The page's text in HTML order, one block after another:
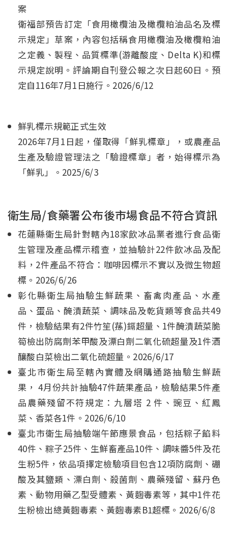
案
衛福部預告訂定「食用橄欖油及橄欖粕油品名及標
示規定」草案，內容包括稱食用橄欖油及橄欖粕油
之定義、製程、品質標準(游離酸度、Delta K)和標
示規定說明。評論期自刊登公報之次日起60日。預
定自116年7月1日施行。2026/6/12
鮮乳標示規範正式生效
2026年7月1日起，僅取得「鮮乳標章」，或農產品
生產及驗證管理法之「驗證標章」者，始得標示為
「鮮乳」。2025/6/3
衛生局/食藥署公布後市場食品不符合資訊
花蓮縣衛生局針對轄內18家飲冰品業者進行食品衛
生管理及產品標示稽查，並抽驗計22件飲冰品及配
料，2件產品不符合：咖啡因標示不實以及微生物超
標。2026/6/26
彰化縣衛生局抽驗生鮮蔬果、畜禽肉產品、水產
品、蛋品、醃漬蔬菜、調味品及乾貨類等食品共49
件，檢驗結果有2件竹笙(蓀)鎘超量、1件醃漬蔬菜脆
筍檢出防腐劑苯甲酸及漂白劑二氧化硫超量及1件酒
釀酸白菜檢出二氧化硫超量。2026/6/17
臺北市衛生局至轄內實體及網購通路抽驗生鮮蔬
果， 4月份共計抽驗47件蔬果產品，檢驗結果5件產
品農藥殘留不符規定：九層塔 2 件、豌豆、紅鳳
菜、香菜各1件。2026/6/10
臺北市衛生局抽驗端午節應景食品，包括粽子餡料
40件、粽子25件、生鮮畜產品10件、調味醬5件及花
生粉5件，依品項擇定檢驗項目包含12項防腐劑、硼
酸及其鹽類、漂白劑、殺菌劑、農藥殘留、蘇丹色
素、動物用藥乙型受體素、黃麴毒素等，其中1件花
生粉檢出總黃麴毒素、黃麴毒素B1超標。2026/6/8